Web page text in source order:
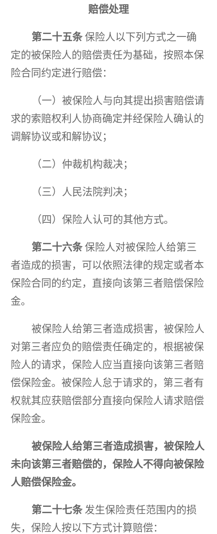
赔偿处理
第二十五条 保险人以下列方式之一确
定的被保险人的赔偿责任为基础，按照本保
险合同约定进行赔偿：
（一）被保险人与向其提出损害赔偿请
求的索赔权利人协商确定并经保险人确认的
调解协议或和解协议；
（二）仲裁机构裁决；
（三）人民法院判决；
（四）保险人认可的其他方式。
第二十六条 保险人对被保险人给第三
者造成的损害，可以依照法律的规定或者本
保险合同的约定，直接向该第三者赔偿保险
金。
被保险人给第三者造成损害，被保险人
对第三者应负的赔偿责任确定的，根据被保
险人的请求，保险人应当直接向该第三者赔
偿保险金。被保险人怠于请求的，第三者有
权就其应获赔偿部分直接向保险人请求赔偿
保险金。
被保险人给第三者造成损害，被保险人
未向该第三者赔偿的，保险人不得向被保险
人赔偿保险金。
第二十七条 发生保险责任范围内的损
失，保险人按以下方式计算赔偿：